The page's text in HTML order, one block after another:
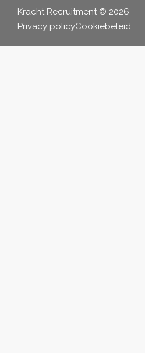
Kracht Recruitment © 2026
Privacy policyCookiebeleid